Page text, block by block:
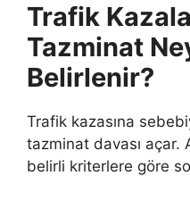
Trafik
Tazminat
Belirlenir?
Trafik kazasına
tazminat davası açar.
belirli kriterlere göre